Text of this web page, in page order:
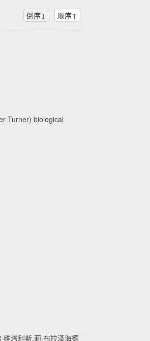
倒序↓ 顺序↑
Turner) biological
塔利斯,莉·布拉泽海德